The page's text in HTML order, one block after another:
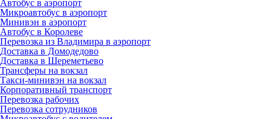
Автобус в аэропорт
Микроавтобус в аэропорт
Минивэн в аэропорт
Автобус в Королеве
Перевозка из Владимира в аэропорт
Доставка в Домодедово
Доставка в Шереметьево
Трансферы на вокзал
Такси-минивэн на вокзал
Корпоративный транспорт
Перевозка рабочих
Перевозка сотрудников